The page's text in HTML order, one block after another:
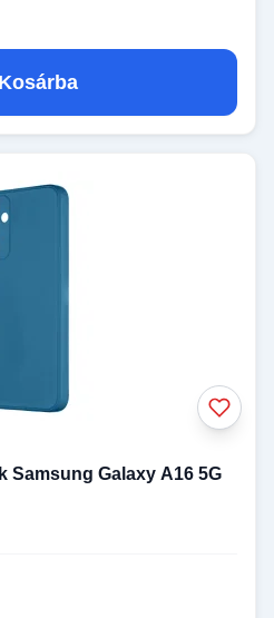
Kosárba
Samsung Galaxy A16 5G